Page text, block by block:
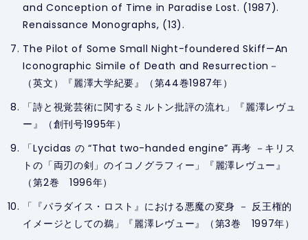
and Conception of Time in Paradise Lost. (1987).
Renaissance Monographs, (13).
The Pilot of Some Small Night-foundered Skiff—An
Iconographic Simile of Death and Resurrection－
（英文）『麗澤大学紀要』（第44巻1987年）
「詩と視覚芸術に関するミルトン批評の流れ」『麗澤レヴュ
ー』（創刊号1995年）
「Lycidas の “That two-handed engine” 再考 －キリス
トの「両刃の剣」のイコノグラフィー」『麗澤レヴュー』
（第2巻 1996年）
「『パラダイス・ロスト』における悪魔の変身 － 反王権的
イメージとしての鵜」『麗澤レヴュー』（第3巻 1997年）